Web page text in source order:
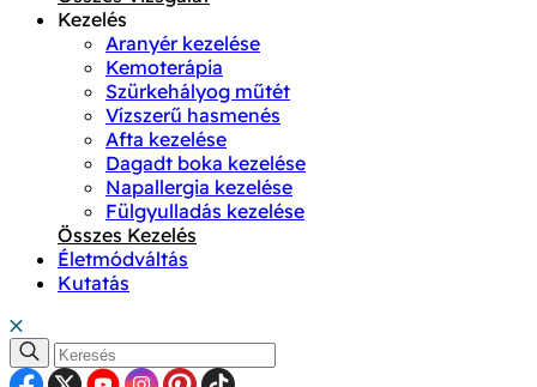
Kezelés
Aranyér kezelése
Kemoterápia
Szürkehályog műtét
Vízszerű hasmenés
Afta kezelése
Dagadt boka kezelése
Napallergia kezelése
Fülgyulladás kezelése
Összes Kezelés
Életmódváltás
Kutatás